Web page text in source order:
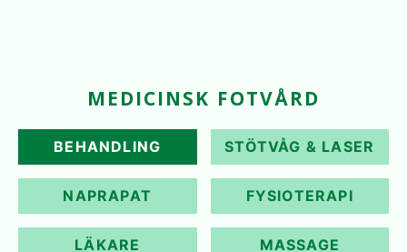
MEDICINSK FOTVÅRD
BEHANDLING STÖTVÅG & LASER
NAPRAPAT FYSIOTERAPI
LÄKARE MASSAGE